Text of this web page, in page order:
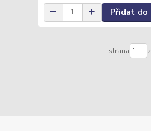
Přidat do
strana